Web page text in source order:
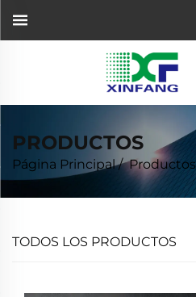
PRODUCTOS
Página Principal/Productos
TODOS LOS PRODUCTOS